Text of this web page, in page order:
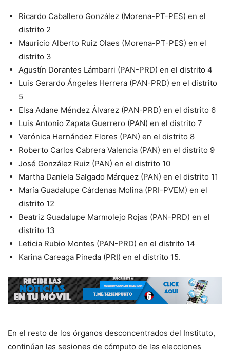
Ricardo Caballero González (Morena-PT-PES) en el
distrito 2
Mauricio Alberto Ruiz Olaes (Morena-PT-PES) en el
distrito 3
Agustín Dorantes Lámbarri (PAN-PRD) en el distrito 4
Luis Gerardo Ángeles Herrera (PAN-PRD) en el distrito
5
Elsa Adane Méndez Álvarez (PAN-PRD) en el distrito 6
Luis Antonio Zapata Guerrero (PAN) en el distrito 7
Verónica Hernández Flores (PAN) en el distrito 8
Roberto Carlos Cabrera Valencia (PAN) en el distrito 9
José González Ruiz (PAN) en el distrito 10
Martha Daniela Salgado Márquez (PAN) en el distrito 11
María Guadalupe Cárdenas Molina (PRI-PVEM) en el
distrito 12
Beatriz Guadalupe Marmolejo Rojas (PAN-PRD) en el
distrito 13
Leticia Rubio Montes (PAN-PRD) en el distrito 14
Karina Careaga Pineda (PRI) en el distrito 15.
En el resto de los órganos desconcentrados del Instituto,
continúan las sesiones de cómputo de las elecciones